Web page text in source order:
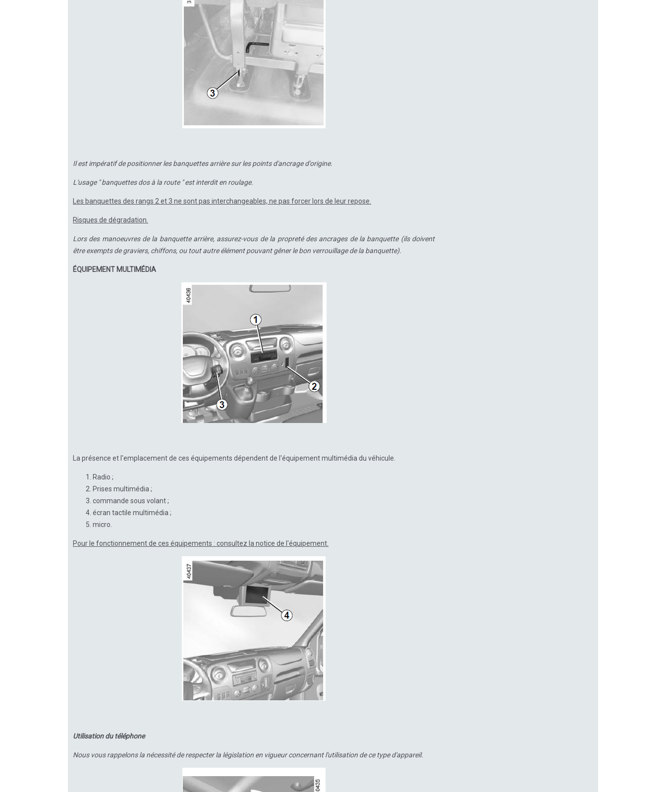
Il est impératif de positionner les banquettes arrière sur les points d'ancrage d'origine.
L'usage " banquettes dos à la route " est interdit en roulage.
Les banquettes des rangs 2 et 3 ne sont pas interchangeables, ne pas forcer lors de leur repose.
Risques de dégradation.
Lors des manoeuvres de la banquette arrière, assurez-vous de la propreté des ancrages de la banquette (ils doivent
être exempts de graviers, chiffons, ou tout autre élément pouvant gêner le bon verrouillage de la banquette).
ÉQUIPEMENT MULTIMÉDIA
La présence et l'emplacement de ces équipements dépendent de l'équipement multimédia du véhicule.
Radio ;
Prises multimédia ;
commande sous volant ;
écran tactile multimédia ;
micro.
Pour le fonctionnement de ces équipements : consultez la notice de l'équipement.
Utilisation du téléphone
Nous vous rappelons la nécessité de respecter la législation en vigueur concernant l'utilisation de ce type d'appareil.